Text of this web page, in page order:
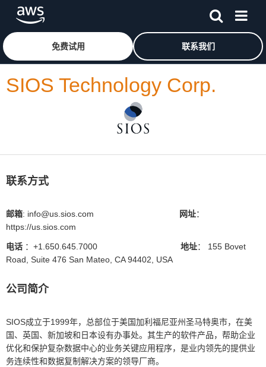
跳至主要内容
免费试用 联系我们
SIOS Technology Corp.
联系方式
邮箱: info@us.sios.com 网址：
https://us.sios.com
电话 ：+1.650.645.7000 地址： 155 Bovet
Road, Suite 476 San Mateo, CA 94402, USA
公司简介
SIOS成立于1999年，总部位于美国加利福尼亚州圣马特奥市，在美
国、英国、新加坡和日本设有办事处。其生产的软件产品，帮助企业
优化和保护复杂数据中心的业务关键应用程序，是业内领先的提供业
务连续性和数据复制解决方案的领导厂商。